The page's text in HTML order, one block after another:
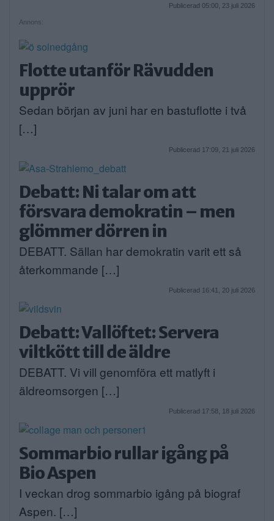
Publicerad 05:00, 23 juli 2026
Annons:
Flotte utanför Rävudden
upprör
Sedan början av juni har en bastuflotte i två
[…]
Publicerad 17:09, 21 juli 2026
Debatt: Ni talar om att
försvara demokratin – men
glömmer dörren in
DEBATT. Sällan har demokratin varit ett så
återkommande […]
Publicerad 16:41, 20 juli 2026
Debatt: Vallöftet: Servera
viltkött till de äldre
DEBATT. Vi vill genomföra ett matlyft i
äldreomsorgen […]
Publicerad 17:58, 18 juli 2026
Sommarbio rullar igång på
Bio Aspen
I veckan drog sommarbio igång på biograf
Aspen. […]